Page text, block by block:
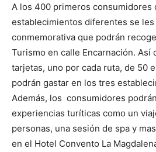
A los 400 primeros consumidores
establecimientos diferentes se
conmemorativa que podrán
Turismo en calle Encarnación. Así
tarjetas, uno por cada ruta, de 50
podrán gastar en los tres
Además, los consumidores
experiencias turíticas como un
personas, una sesión de spa y
en el Hotel Convento La